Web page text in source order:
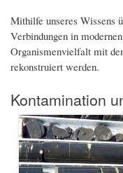
Mithilfe unseres Wissens
Verbindungen in
Organismenvielfalt mit
rekonstruiert werden.
Kontamination